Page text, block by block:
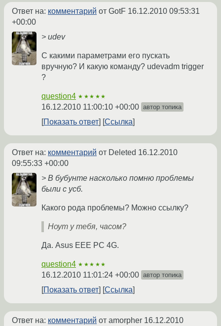
Ответ на: комментарий от GotF 16.12.2010 09:53:31
+00:00
> udev
С какими параметрами его пускать
вручную? И какую команду? udevadm trigger
?
question4 ★★★★★
16.12.2010 11:00:10 +00:00 автор топика
Показать ответ Ссылка
Ответ на: комментарий от Deleted 16.12.2010
09:55:33 +00:00
> В бубунте насколько помню проблемы
были с усб.
Какого рода проблемы? Можно ссылку?
Ноут у тебя, часом?
Да. Asus EEE PC 4G.
question4 ★★★★★
16.12.2010 11:01:24 +00:00 автор топика
Показать ответ Ссылка
Ответ на: комментарий от amorpher 16.12.2010